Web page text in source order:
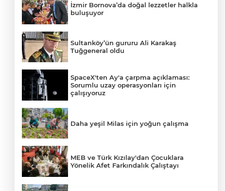
İzmir Bornova’da doğal lezzetler halkla
buluşuyor
Sultanköy’ün gururu Ali Karakaş
Tuğgeneral oldu
SpaceX'ten Ay'a çarpma açıklaması:
Sorumlu uzay operasyonları için
çalışıyoruz
Daha yeşil Milas için yoğun çalışma
MEB ve Türk Kızılay'dan Çocuklara
Yönelik Afet Farkındalık Çalıştayı